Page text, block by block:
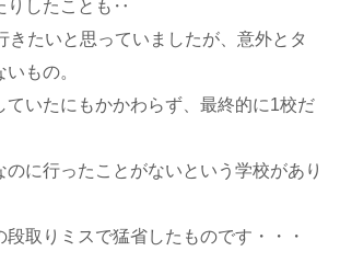
りしたことも‥
きたいと思っていましたが、意外とタ
もの。
ていたにもかかわらず、最終的に1校だ
のに行ったことがないという学校があり
段取りミスで猛省したものです・・・